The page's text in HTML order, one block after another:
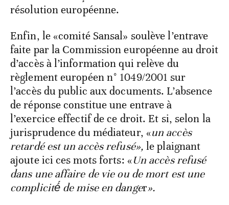
résolution européenne.
Enfin, le «comité Sansal» soulève l’entrave
faite par la Commission européenne au droit
d’accès à l’information qui relève du
règlement européen n° 1049/2001 sur
l’accès du public aux documents. L’absence
de réponse constitue une entrave à
l’exercice effectif de ce droit. Et si, selon la
jurisprudence du médiateur, «un accès
retardé est un accès refusé», le plaignant
ajoute ici ces mots forts: «Un accès refusé
dans une affaire de vie ou de mort est une
complicité́ de mise en danger».